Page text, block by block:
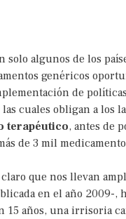
solo algunos de los
genéricos
de
las cuales obligan a los
terapéutico, antes de
de 3 mil
claro que nos llevan
en el año 2009-,
15 años, una irrisoria